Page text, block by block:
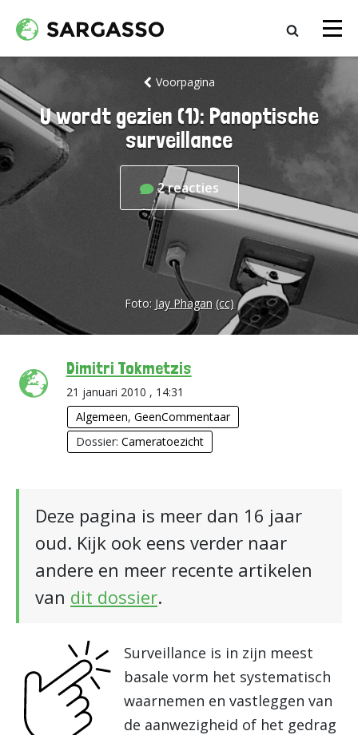
Voorpagina
U wordt gezien (1): Panoptische
surveillance
2reacties
Foto: Jay Phagan (cc)
Dimitri Tokmetzis
21 januari 2010 , 14:31
Algemeen, GeenCommentaar
Dossier: Cameratoezicht
Deze pagina is meer dan 16 jaar
oud. Kijk ook eens verder naar
andere en meer recente artikelen
van dit dossier.
Surveillance is in zijn meest
basale vorm het systematisch
waarnemen en vastleggen van
de aanwezigheid of het gedrag